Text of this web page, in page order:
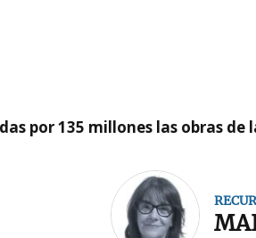
por 135 millones las obras